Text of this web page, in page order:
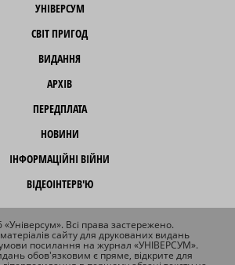
УНІВЕРСУМ
СВІТ ПРИГОД
ВИДАННЯ
АРХІВ
ПЕРЕДПЛАТА
НОВИНИ
ІНФОРМАЦІЙНІ ВІЙНИ
ВІДЕОІНТЕРВ'Ю
Всі права застережено.
сайту для друкованих видань
посилання на журнал «УНІВЕРСУМ».
обов'язковим є пряме, відкрите для